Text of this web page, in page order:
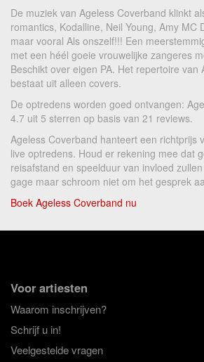
De muziek van Ageless Coverband klinkt
romantics, Kodalline, Neil Young, Amy MC
maar vooral Als onszelf!!! Een
met een héél goeie vrouwelijke zangeres
Beschikt over eigen PA. Het repertoire van
bestaat uit alleen covers.
De optredens worden goed ontvangen:
4.7 uit 5 sterren op basis van 21 reviews.
Ageless Coverband hanteert een richtprijs
live optredens. Houd er rekening mee dat
reisafstand en speelduur van invloed
gage maar schroom niet om het gesprek
Boek Ageless Coverband nu
Voor artiesten
Waarom inschrijven?
Schrijf u in!
Veelgestelde vragen